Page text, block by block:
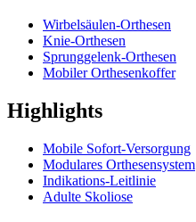
Wirbelsäulen-Orthesen
Knie-Orthesen
Sprunggelenk-Orthesen
Mobiler Orthesenkoffer
Highlights
Mobile Sofort-Versorgung
Modulares Orthesensystem
Indikations-Leitlinie
Adulte Skoliose